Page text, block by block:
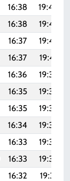
16:38 19:44
16:38 19:43
16:37 19:42
16:37 19:41
16:36 19:39
16:35 19:38
16:35 19:36
16:34 19:35
16:33 19:34
16:33 19:32
16:32 19:31